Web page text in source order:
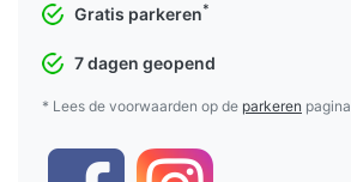
Gratis parkeren*
7 dagen geopend
* Lees de voorwaarden op de parkeren pagina